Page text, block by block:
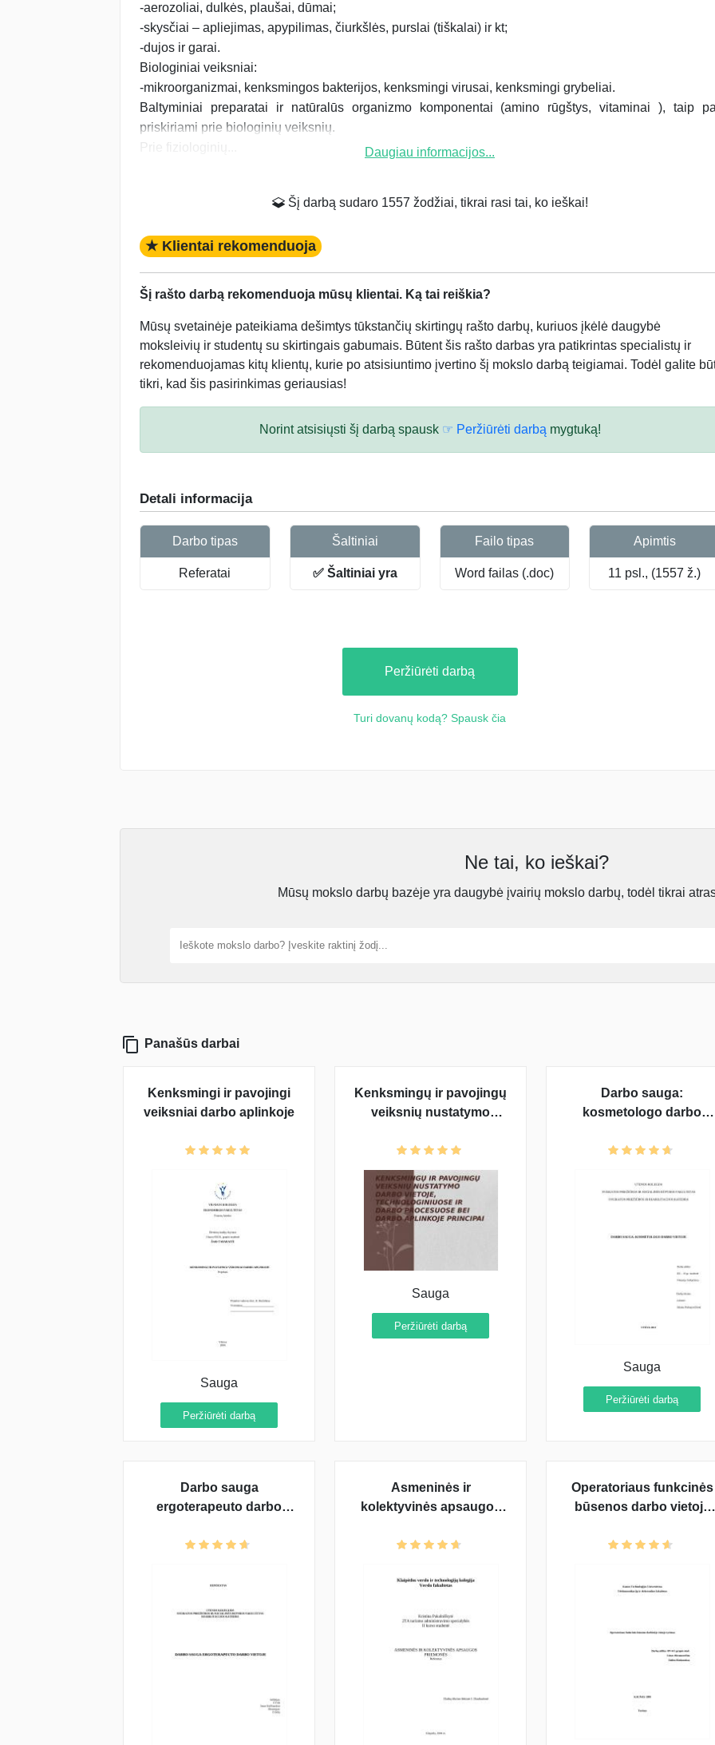
-aerozoliai, dulkės, plaušai, dūmai;
-skysčiai – apliejimas, apypilimas, čiurkšlės, purslai (tiškalai) ir kt;
-dujos ir garai.
Biologiniai veiksniai:
-mikroorganizmai, kenksmingos bakterijos, kenksmingi virusai, kenksmingi grybeliai.
Baltyminiai preparatai ir natūralūs organizmo komponentai (amino rūgštys, vitaminai ), taip
priskiriami prie biologinių veiksnių.
Daugiau informacijos...
Šį darbą sudaro 1557 žodžiai, tikrai rasi tai, ko ieškai!
★ Klientai rekomenduoja
Šį rašto darbą rekomenduoja mūsų klientai. Ką tai reiškia?
Mūsų svetainėje pateikiama dešimtys tūkstančių skirtingų rašto darbų, kuriuos įkėlė daugybė
moksleivių ir studentų su skirtingais gabumais. Būtent šis rašto darbas yra patikrintas specialistų ir
rekomenduojamas kitų klientų, kurie po atsisiuntimo įvertino šį mokslo darbą teigiamai. Todėl galite
tikri, kad šis pasirinkimas geriausias!
Norint atsisiųsti šį darbą spausk ☞ Peržiūrėti darbąmygtuką!
Detali informacija
Darbo tipas
Referatai
Šaltiniai
✅ Šaltiniai yra
Failo tipas
Word failas (.doc)
Apimtis
11 psl., (1557 ž.)
Peržiūrėti darbą
Turi dovanų kodą? Spausk čia
Ne tai, ko ieškai?
Mūsų mokslo darbų bazėje yra daugybė įvairių mokslo darbų, todėl tikrai
Panašūs darbai
Kenksmingi ir pavojingi
veiksniai darbo aplinkoje
Sauga
Peržiūrėti darbą
Kenksmingų ir pavojingų
veiksnių nustatymo
technologiniuose ir darbo
procesuose bei darbo
aplinkoje principai
Sauga
Peržiūrėti darbą
Darbo sauga:
kosmetologo darbo
Sauga
Peržiūrėti darbą
Darbo sauga
ergoterapeuto darbo
Asmeninės ir
kolektyvinės apsaugos
Operatoriaus funkcinės
būsenos darbo vietoje